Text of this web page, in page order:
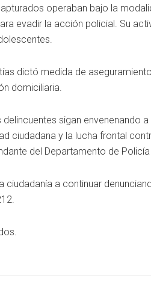
operaban bajo la
evadir la acción policial. Su
dictó medida de
domiciliaria.
sigan envenenando
ciudadana y la lucha frontal
del Departamento de Policía
ciudadanía a continuar